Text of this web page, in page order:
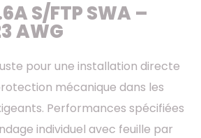
S/FTP SWA –
AWG
pour une installation directe
mécanique dans les
Performances spécifiées
individuel avec feuille par